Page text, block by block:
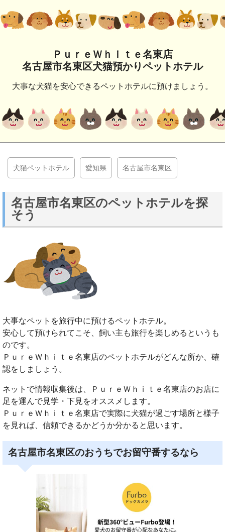
ＰｕｒｅＷｈｉｔｅ名東店
名古屋市名東区犬猫預かりペットホテル
大事な犬猫を安心できるペットホテルに預けましょう。
犬猫ペットホテル 愛知県 名古屋市名東区
名古屋市名東区のペットホテルを探
そう
大事なペットを旅行中に預けるペットホテル。
安心して預けられてこそ、飼い主も旅行を楽しめるというも
のです。
ＰｕｒｅＷｈｉｔｅ名東店のペットホテルがどんな所か、確
認をしましょう。
ネットで情報収集後は、ＰｕｒｅＷｈｉｔｅ名東店のお店に
足を運んで見学・下見をオススメします。
ＰｕｒｅＷｈｉｔｅ名東店で実際に犬猫が過ごす場所と様子
を見れば、信頼できるかどうか分かると思います。
名古屋市名東区のおうちでお留守番するなら